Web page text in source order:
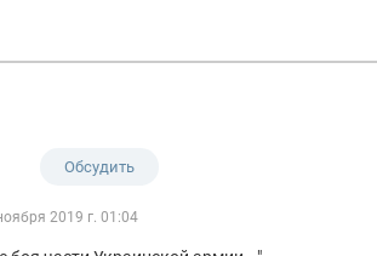
Обсудить
2019 г. 01:04